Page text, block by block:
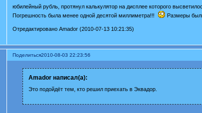
юбилейный рубль, протянул калькулятор на дисплее которого
Погрешность была менее одной десятой миллиметра!!!
Размеры
Отредактировано Amador (2010-07-13 10:21:35)
Поделиться2010-08-03 22:23:56
Amador написал(а):
Это подойдёт тем, кто решил приехать в Эквадор.